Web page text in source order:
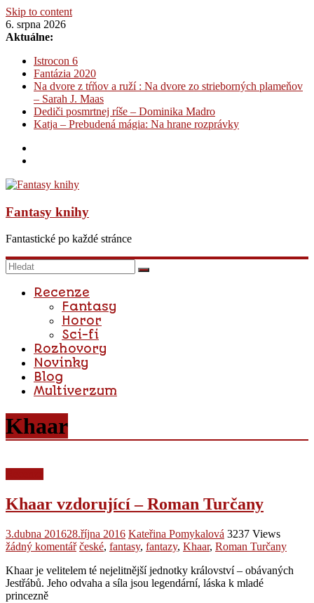
Skip to content
6. srpna 2026
Aktuálne:
Istrocon 6
Fantázia 2020
Na dvore z tŕňov a ruží : Na dvore zo strieborných plameňov
– Sarah J. Maas
Dediči posmrtnej ríše – Dominika Madro
Katja – Prebudená mágia: Na hrane rozprávky
Fantasy knihy
Fantastické po každé stránce
Recenze
Fantasy
Horor
Sci-fi
Rozhovory
Novinky
Blog
Multiverzum
Khaar
Khaar vzdorující – Roman Turčany
3.dubna 201628.října 2016 Kateřina Pomykalová 3237 Views
žádný komentář české, fantasy, fantazy, Khaar, Roman Turčany
Khaar je velitelem té nejelitnější jednotky království – obávaných
Jestřábů. Jeho odvaha a síla jsou legendární, láska k mladé
princezně